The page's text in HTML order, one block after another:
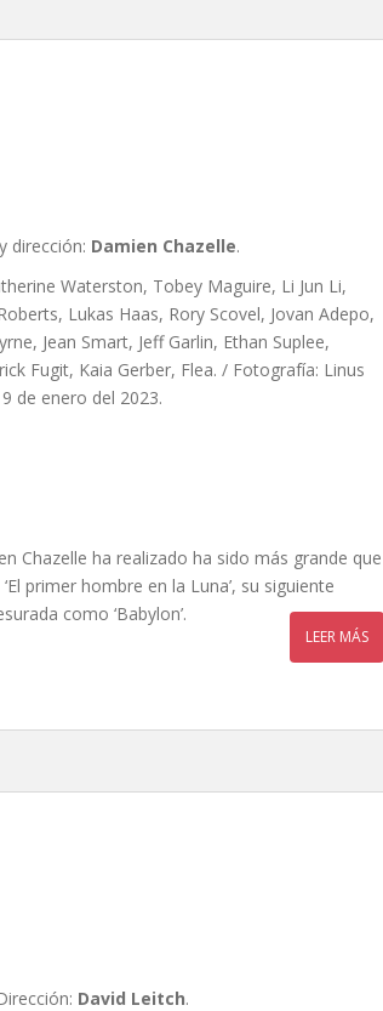
dirección: Damien Chazelle.
Waterston, Tobey Maguire, Li Jun Li,
Lukas Haas, Rory Scovel, Jovan Adepo,
Jean Smart, Jeff Garlin, Ethan Suplee,
Fugit, Kaia Gerber, Flea. / Fotografía: Linus
de enero del 2023.
Chazelle ha realizado ha sido más grande que
primer hombre en la Luna’, su siguiente
como ‘Babylon’.
LEER MÁS
David Leitch.